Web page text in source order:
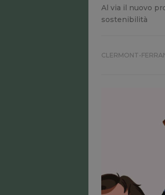
Al via il nuovo
sostenibilità
CLERMONT-